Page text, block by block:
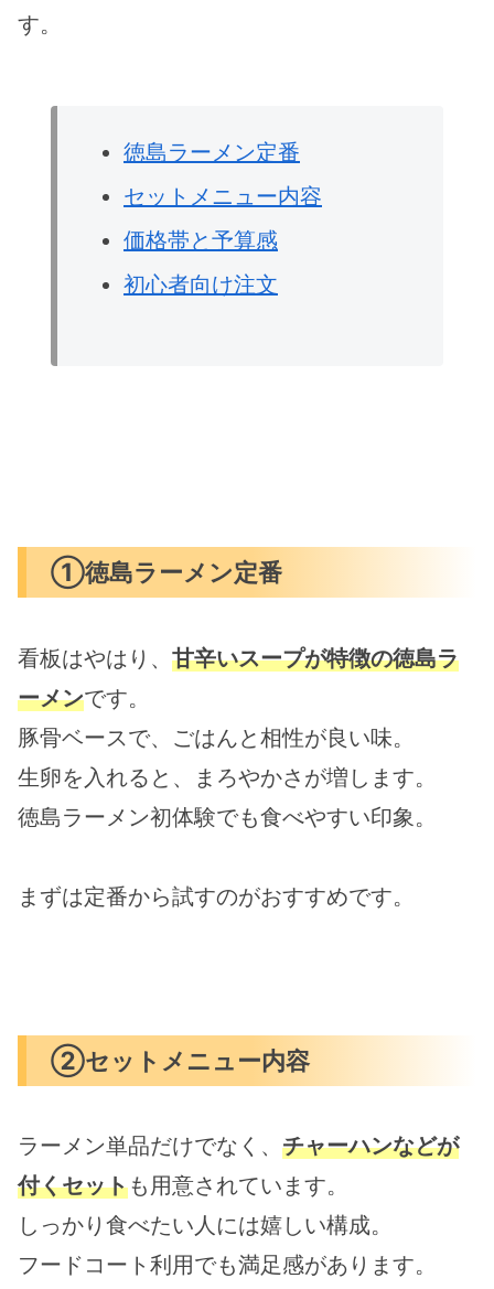
す。
徳島ラーメン定番
セットメニュー内容
価格帯と予算感
初心者向け注文
①徳島ラーメン定番
看板はやはり、 甘辛いスープが特徴の徳島ラ
ーメンです。
豚骨ベースで、ごはんと相性が良い味。
生卵を入れると、まろやかさが増します。
徳島ラーメン初体験でも食べやすい印象。
まずは定番から試すのがおすすめです。
②セットメニュー内容
ラーメン単品だけでなく、 チャーハンなどが
付くセットも用意されています。
しっかり食べたい人には嬉しい構成。
フードコート利用でも満足感があります。